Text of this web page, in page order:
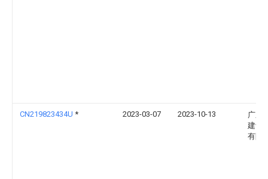
CN219823434U * 2023-03-07 2023-10-13
广东
建设
有限